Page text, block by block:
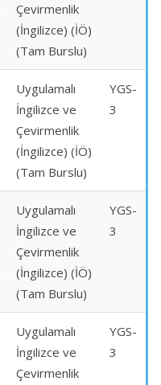
Çevirmenlik
(İngilizce) (İÖ)
(Tam Burslu)
Uygulamalı
İngilizce ve
Çevirmenlik
(İngilizce) (İÖ)
(Tam Burslu)
YGS-
3
Uygulamalı
İngilizce ve
Çevirmenlik
(İngilizce) (İÖ)
(Tam Burslu)
YGS-
3
Uygulamalı
İngilizce ve
Çevirmenlik
YGS-
3